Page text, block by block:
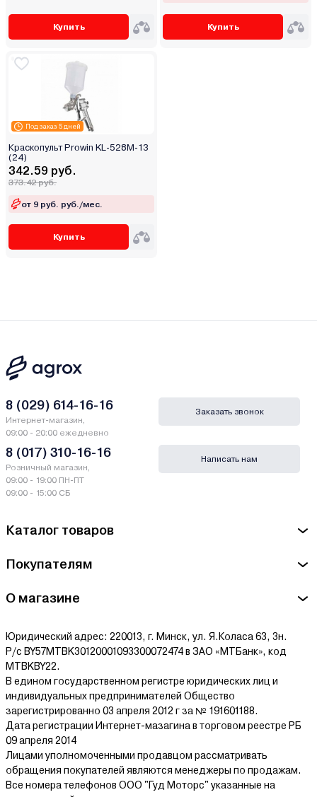
Купить Купить
Под заказ 5 дней
Краскопульт Prowin KL-528M-13
(24)
342.59 руб.
373.42 руб.
от 9 руб. руб./мес.
Купить
Каталог товаров
Покупателям
О магазине
Юридический адрес: 220013, г. Минск, ул. Я.Коласа 63, 3н.
Р/с BY57MTBK30120001093300072474 в ЗАО «МТБанк», код
MTBKBY22.
В едином государственном регистре юридических лиц и
индивидуальных предпринимателей Общество
зарегистрированно 03 апреля 2012 г за № 191601188.
Дата регистрации Интернет-мазагина в торговом реестре РБ
09 апреля 2014
Лицами уполномоченными продавцом рассматривать
обращения покупателей являются менеджеры по продажам.
Все номера телефонов ООО "Гуд Моторс" указанные на
8 (029) 614-16-16
Интернет-магазин,
09:00 - 20:00 ежедневно
8 (017) 310-16-16
Розничный магазин,
09:00 - 19:00 ПН-ПТ
09:00 - 15:00 СБ
Заказать звонок
Написать нам